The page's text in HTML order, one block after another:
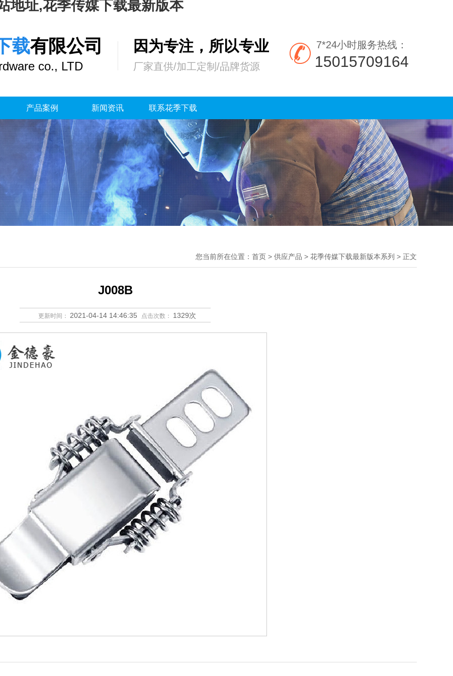
地址,花季传媒下载最新版本
载有限公司
co., LTD
因为专注，所以专业
厂家直供/加工定制/品牌货源
7*24小时服务热线：
15015709164
产品案例 新闻资讯 联系花季下载
您当前所在位置： 首页 > 供应产品 > 花季传媒下载最新版本系列 > 正文
J008B
更新时间： 2021-04-14 14:46:35 点击次数： 1329次